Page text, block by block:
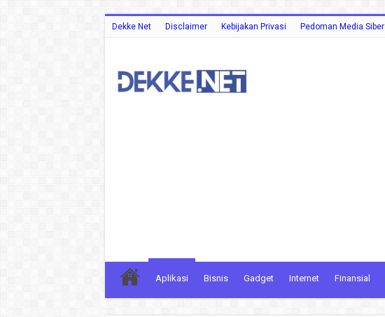
Dekke Net Disclaimer Kebijakan Privasi Pedoman Media Siber
Aplikasi Bisnis Gadget Internet Finansial